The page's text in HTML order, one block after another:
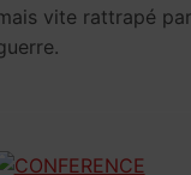
vite rattrapé